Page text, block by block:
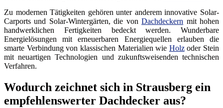
Zu modernen Tätigkeiten gehören unter anderem innovative Solar-
Carports und Solar-Wintergärten, die vonDachdeckern mit hohen
handwerklichen Fertigkeiten bedeckt werden. Wunderbare
Energielösungen mit erneuerbaren Energiequellen erlauben die
smarte Verbindung von klassischen Materialien wie Holzoder Stein
mit neuartigen Technologien und zukunftsweisenden technischen
Verfahren.
Wodurch zeichnet sich in Strausberg ein
empfehlenswerter Dachdecker aus?